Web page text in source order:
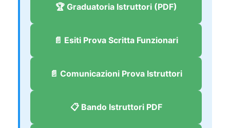
🏆 Graduatoria Istruttori (PDF)
📄 Esiti Prova Scritta Funzionari
📄 Comunicazioni Prova Istruttori
📋 Bando Istruttori PDF